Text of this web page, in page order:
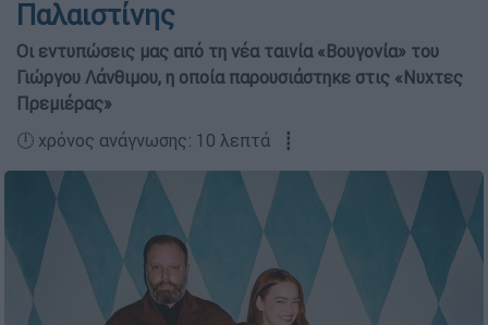
Παλαιστίνης
Οι εντυπώσεις μας από τη νέα ταινία «Βουγονία» του
Γιώργου Λάνθιμου, η οποία παρουσιάστηκε στις «Νυχτες
Πρεμιέρας»
🕛 χρόνος ανάγνωσης: 10 λεπτά ┋